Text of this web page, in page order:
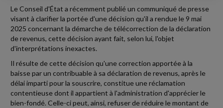
Le Conseil d'État a récemment publié un communiqué de presse
visant à clarifier la portée d'une décision qu'il a rendue le 9 mai
2025 concernant la démarche de télécorrection de la déclaration
de revenus, cette décision ayant fait, selon lui, l'objet
d'interprétations inexactes.
Il résulte de cette décision qu'une correction apportée à la
baisse par un contribuable à sa déclaration de revenus, après le
délai imparti pour la souscrire, constitue une réclamation
contentieuse dont il appartient à l'administration d'apprécier le
bien-fondé. Celle-ci peut, ainsi, refuser de réduire le montant de